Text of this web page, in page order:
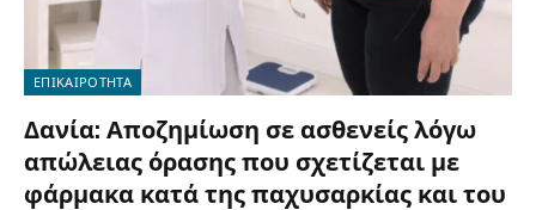
ΕΠΙΚΑΙΡΟΤΗΤΑ
Δανία: Αποζημίωση σε ασθενείς λόγω
απώλειας όρασης που σχετίζεται με
φάρμακα κατά της παχυσαρκίας και του